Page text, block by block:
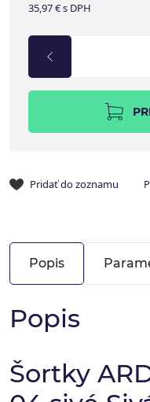
35,97 € s DPH
Pridať do zoznamu
Popis
Popis
Šortky